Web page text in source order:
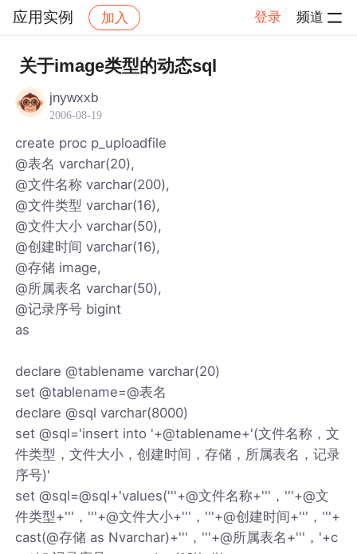
应用实例 加入 登录 频道
社区 应用实例 帖子详情
关于image类型的动态sql
jnywxxb
2006-08-19
create proc p_uploadfile
@表名 varchar(20),
@文件名称 varchar(200),
@文件类型 varchar(16),
@文件大小 varchar(50),
@创建时间 varchar(16),
@存储 image,
@所属表名 varchar(50),
@记录序号 bigint
as
declare @tablename varchar(20)
set @tablename=@表名
declare @sql varchar(8000)
set @sql='insert into '+@tablename+'(文件名称，文
件类型，文件大小，创建时间，存储，所属表名，记录
序号)'
set @sql=@sql+'values('''+@文件名称+'''，'''+@文
件类型+'''，'''+@文件大小+'''，'''+@创建时间+'''，'''+
cast(@存储 as Nvarchar)+'''，'''+@所属表名+'''，'+c